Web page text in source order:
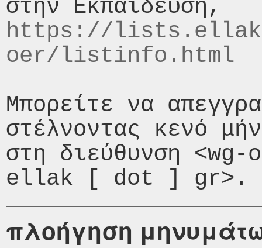
https://
oer/listinfo.html
Μπορείτε να
στέλνοντας κενό
στη διεύθυνση
πλοήγηση